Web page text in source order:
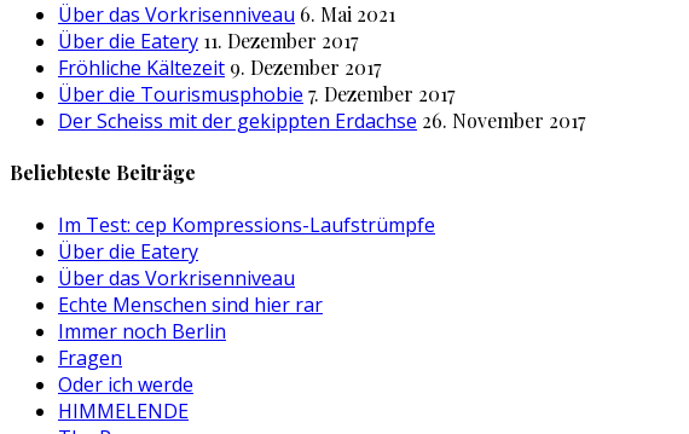
Über das Vorkrisenniveau 6. Mai 2021
Über die Eatery 11. Dezember 2017
Fröhliche Kältezeit 9. Dezember 2017
Über die Tourismusphobie 7. Dezember 2017
Der Scheiss mit der gekippten Erdachse 26. November 2017
Beliebteste Beiträge
Im Test: cep Kompressions-Laufstrümpfe
Über die Eatery
Über das Vorkrisenniveau
Echte Menschen sind hier rar
Immer noch Berlin
Fragen
Oder ich werde
HIMMELENDE